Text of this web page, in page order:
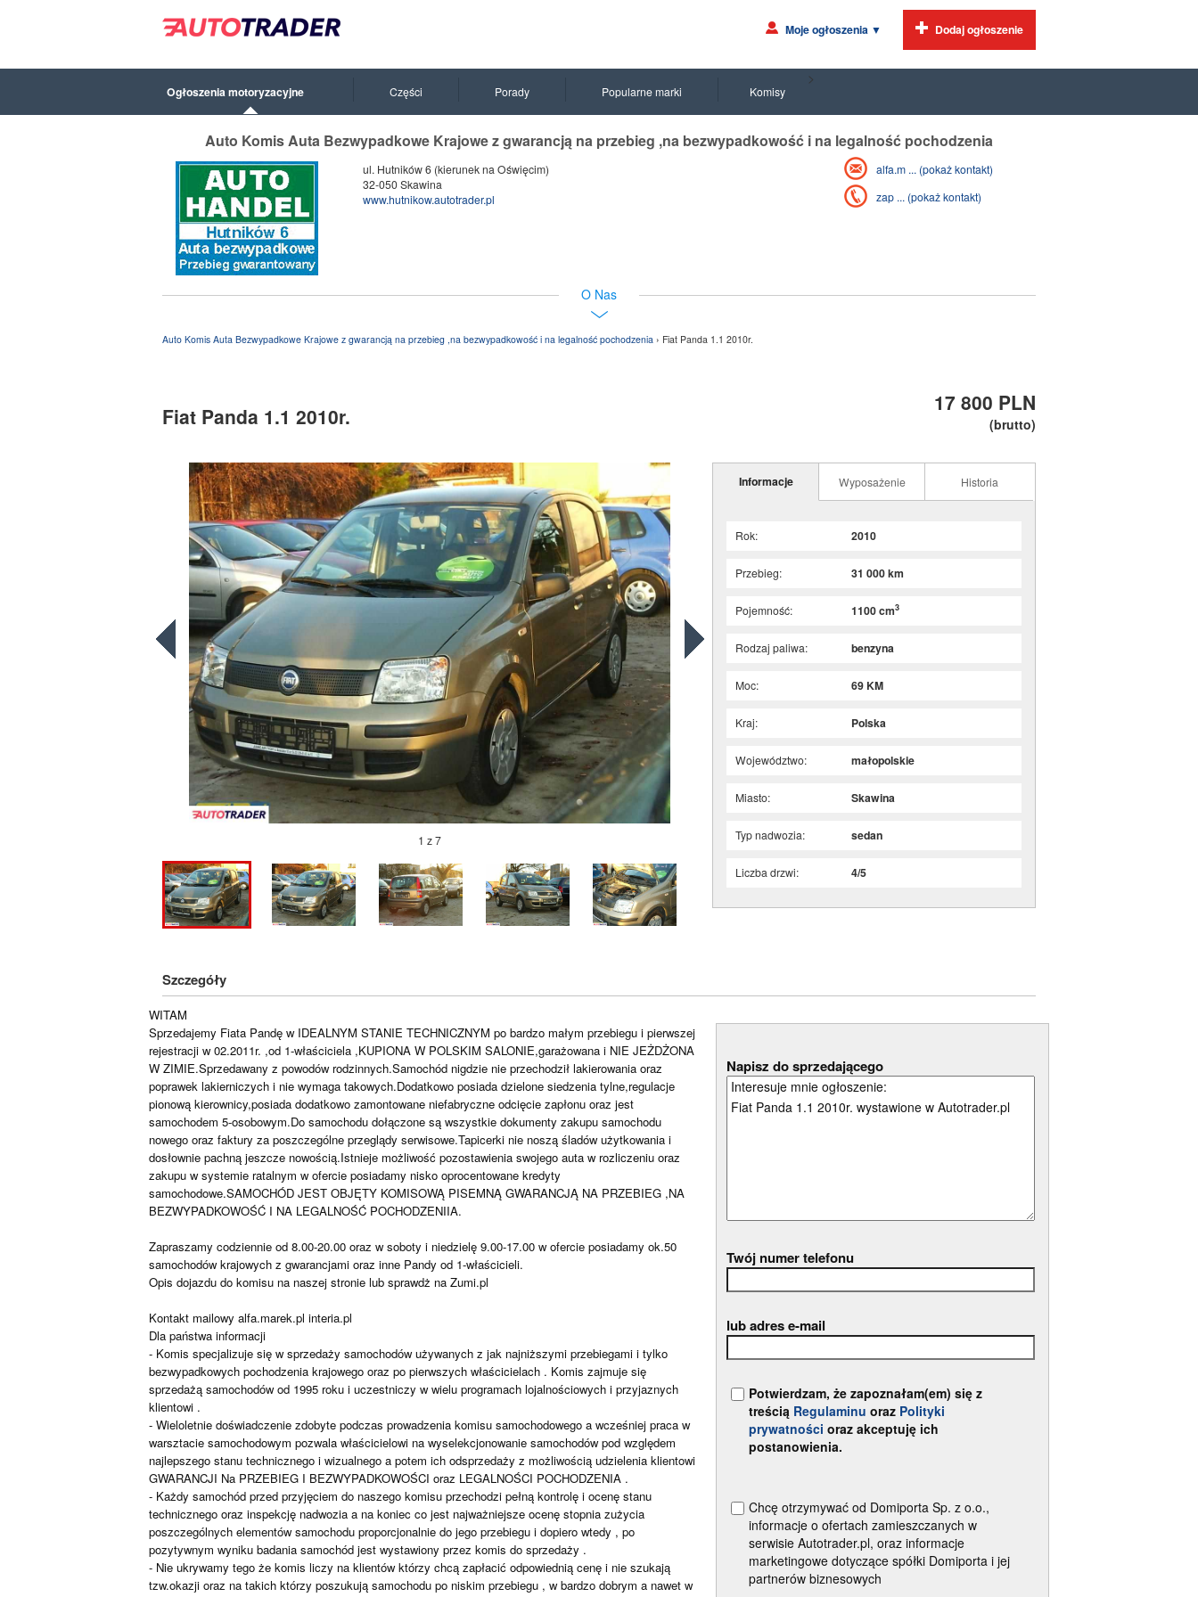
Moje ogłoszenia ▼ Dodaj ogłoszenie
Ogłoszenia motoryzacyjne
>
Części Porady Popularne marki Komisy
Auto Komis Auta Bezwypadkowe Krajowe z gwarancją na przebieg ,na bezwypadkowość i na legalność pochodzenia
ul. Hutników 6 (kierunek na Oświęcim)
32-050 Skawina
www.hutnikow.autotrader.pl
alfa.m ... (pokaż kontakt)
zap ... (pokaż kontakt)
O Nas
Auto Komis Auta Bezwypadkowe Krajowe z gwarancją na przebieg ,na bezwypadkowość i na legalność pochodzenia › Fiat Panda 1.1 2010r.
Fiat Panda 1.1 2010r.
17 800 PLN
(brutto)
1 z 7
Informacje Wyposażenie Historia
Rok: 2010
Przebieg: 31 000 km
Pojemność: 1100 cm3
Rodzaj paliwa: benzyna
Moc: 69 KM
Kraj: Polska
Województwo: małopolskie
Miasto: Skawina
Typ nadwozia: sedan
Liczba drzwi: 4/5
Szczegóły
WITAM
Sprzedajemy Fiata Pandę w IDEALNYM STANIE TECHNICZNYM po bardzo małym przebiegu i pierwszej
rejestracji w 02.2011r. ,od 1-właściciela ,KUPIONA W POLSKIM SALONIE,garażowana i NIE JEŻDŻONA
W ZIMIE.Sprzedawany z powodów rodzinnych.Samochód nigdzie nie przechodził lakierowania oraz
poprawek lakierniczych i nie wymaga takowych.Dodatkowo posiada dzielone siedzenia tylne,regulacje
pionową kierownicy,posiada dodatkowo zamontowane niefabryczne odcięcie zapłonu oraz jest
samochodem 5-osobowym.Do samochodu dołączone są wszystkie dokumenty zakupu samochodu
nowego oraz faktury za poszczególne przeglądy serwisowe.Tapicerki nie noszą śladów użytkowania i
dosłownie pachną jeszcze nowością.Istnieje możliwość pozostawienia swojego auta w rozliczeniu oraz
zakupu w systemie ratalnym w ofercie posiadamy nisko oprocentowane kredyty
samochodowe.SAMOCHÓD JEST OBJĘTY KOMISOWĄ PISEMNĄ GWARANCJĄ NA PRZEBIEG ,NA
BEZWYPADKOWOŚĆ I NA LEGALNOŚĆ POCHODZENIIA.
Zapraszamy codziennie od 8.00-20.00 oraz w soboty i niedzielę 9.00-17.00 w ofercie posiadamy ok.50
samochodów krajowych z gwarancjami oraz inne Pandy od 1-właścicieli.
Opis dojazdu do komisu na naszej stronie lub sprawdż na Zumi.pl
Kontakt mailowy alfa.marek.pl interia.pl
Dla państwa informacji
- Komis specjalizuje się w sprzedaży samochodów używanych z jak najniższymi przebiegami i tylko
bezwypadkowych pochodzenia krajowego oraz po pierwszych właścicielach . Komis zajmuje się
sprzedażą samochodów od 1995 roku i uczestniczy w wielu programach lojalnościowych i przyjaznych
klientowi .
- Wieloletnie doświadczenie zdobyte podczas prowadzenia komisu samochodowego a wcześniej praca w
warsztacie samochodowym pozwala właścicielowi na wyselekcjonowanie samochodów pod względem
najlepszego stanu technicznego i wizualnego a potem ich odsprzedaży z możliwością udzielenia klientowi
GWARANCJI Na PRZEBIEG I BEZWYPADKOWOŚCI oraz LEGALNOŚCI POCHODZENIA .
- Każdy samochód przed przyjęciem do naszego komisu przechodzi pełną kontrolę i ocenę stanu
technicznego oraz inspekcję nadwozia a na koniec co jest najważniejsze ocenę stopnia zużycia
poszczególnych elementów samochodu proporcjonalnie do jego przebiegu i dopiero wtedy , po
pozytywnym wyniku badania samochód jest wystawiony przez komis do sprzedaży .
- Nie ukrywamy tego że komis liczy na klientów którzy chcą zapłacić odpowiednią cenę i nie szukają
tzw.okazji oraz na takich którzy poszukują samochodu po niskim przebiegu , w bardzo dobrym a nawet w
Napisz do sprzedającego
Twój numer telefonu
lub adres e-mail
Potwierdzam, że zapoznałam(em) się z
treścią Regulaminu oraz Polityki
prywatności oraz akceptuję ich
postanowienia.
Chcę otrzymywać od Domiporta Sp. z o.o.,
informacje o ofertach zamieszczanych w
serwisie Autotrader.pl, oraz informacje
marketingowe dotyczące spółki Domiporta i jej
partnerów biznesowych